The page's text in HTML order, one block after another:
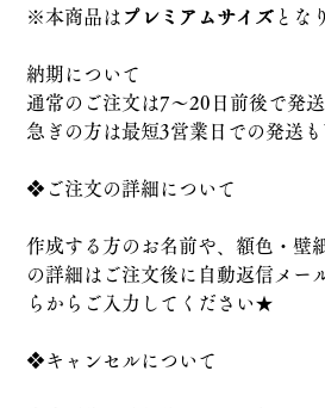
※本商品は プレミアムサイズ とな
納期について
通常のご注文は7～20日前後で発
急ぎの方は最短3営業日での発送も
❖ご注文の詳細について
作成する方のお名前や、額色・壁
の詳細はご注文後に自動返信メー
らからご入力してください★
❖キャンセルについて